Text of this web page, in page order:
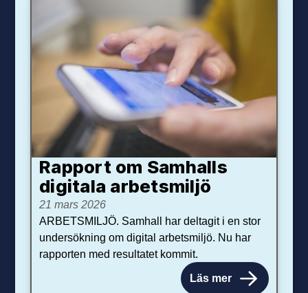
Rapport om Samhalls
digitala arbetsmiljö
21 mars 2026
ARBETSMILJÖ. Samhall har deltagit i en stor
undersökning om digital arbetsmiljö. Nu har
rapporten med resultatet kommit.
Läs mer